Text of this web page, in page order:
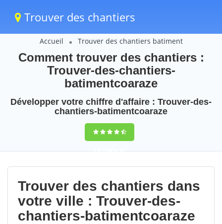
Trouver des chantiers
Accueil Trouver des chantiers batiment
Comment trouver des chantiers :
Trouver-des-chantiers-
batimentcoaraze
Développer votre chiffre d'affaire : Trouver-des-
chantiers-batimentcoaraze
9,5(100%)67
votes
Trouver des chantiers dans
votre ville : Trouver-des-
chantiers-batimentcoaraze